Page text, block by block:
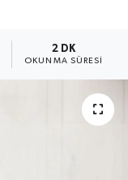
2 DK
OKUNMA SÜRESI